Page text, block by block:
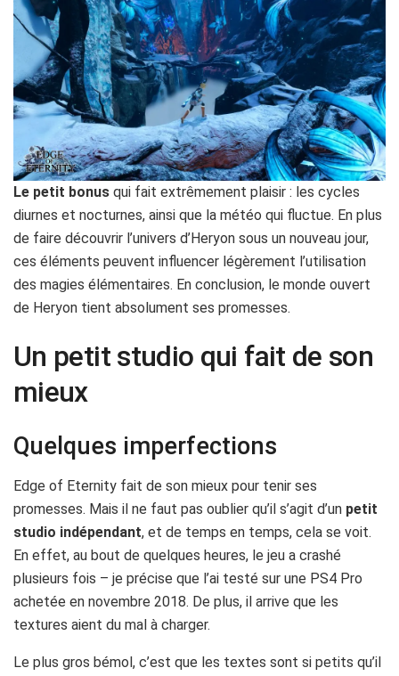
Le petit bonus qui fait extrêmement plaisir : les cycles
diurnes et nocturnes, ainsi que la météo qui fluctue. En plus
de faire découvrir l’univers d’Heryon sous un nouveau jour,
ces éléments peuvent influencer légèrement l’utilisation
des magies élémentaires. En conclusion, le monde ouvert
de Heryon tient absolument ses promesses.
Un petit studio qui fait de son
mieux
Quelques imperfections
Edge of Eternity fait de son mieux pour tenir ses
promesses. Mais il ne faut pas oublier qu’il s’agit d’un petit
studio indépendant, et de temps en temps, cela se voit.
En effet, au bout de quelques heures, le jeu a crashé
plusieurs fois – je précise que l’ai testé sur une PS4 Pro
achetée en novembre 2018. De plus, il arrive que les
textures aient du mal à charger.
Le plus gros bémol, c’est que les textes sont si petits qu’il